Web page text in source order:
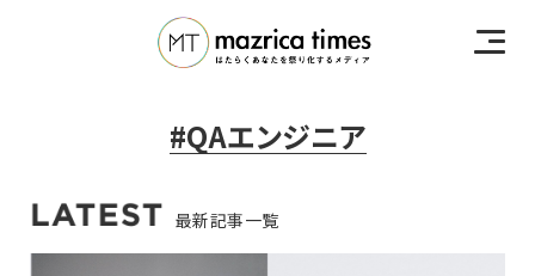
#QAエンジニア
最新記事一覧